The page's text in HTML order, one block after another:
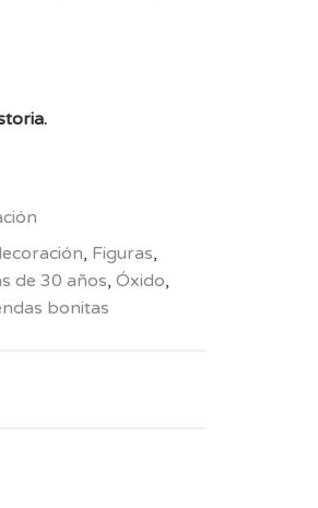
, Figuras,
de 30 años, Óxido,
bonitas